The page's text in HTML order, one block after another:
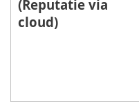
(Reputatie via
cloud)